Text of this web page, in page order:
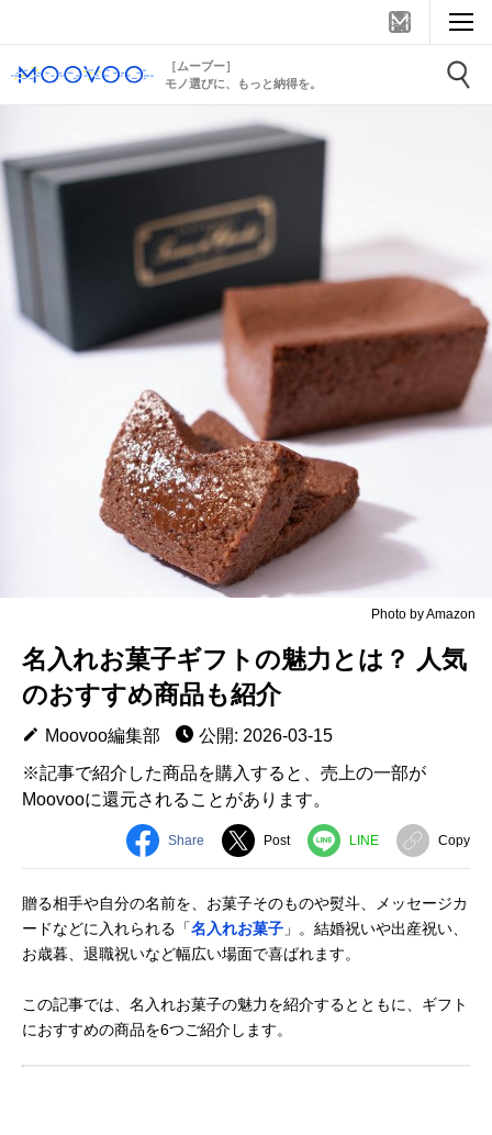
［ムーブー］
モノ選びに、もっと納得を。
Photo by Amazon
名入れお菓子ギフトの魅力とは？ 人気
のおすすめ商品も紹介
Moovoo編集部
公開: 2026-03-15
※記事で紹介した商品を購入すると、売上の一部が
Moovooに還元されることがあります。
Share Post LINE Copy
贈る相手や自分の名前を、お菓子そのものや熨斗、メッセージカ
ードなどに入れられる「名入れお菓子 」。結婚祝いや出産祝い、
お歳暮、退職祝いなど幅広い場面で喜ばれます。
この記事では、名入れお菓子の魅力を紹介するとともに、ギフト
におすすめの商品を6つご紹介します。